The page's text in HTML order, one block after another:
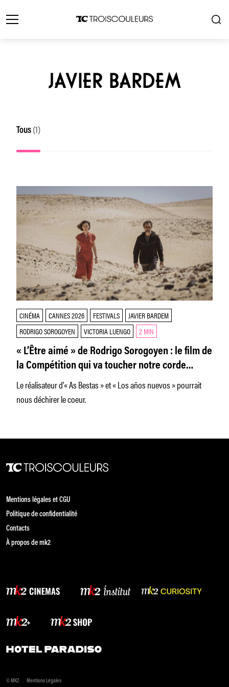
JAVIER BARDEM
Tous (1)
CINÉMA CANNES 2026 FESTIVALS
JAVIER BARDEM
RODRIGO SOROGOYEN
VICTORIA LUENGO 2 MIN
« L’Être aimé » de Rodrigo Sorogoyen : le film de
la Compétition qui va toucher notre corde
sensible
Le réalisateur d'« As Bestas » et « Los años nuevos » pourrait
nous déchirer le coeur.
Mentions légales et CGU
Politique de confidentialité
Contacts
À propos de mk2
© MK2 Mentions Légales